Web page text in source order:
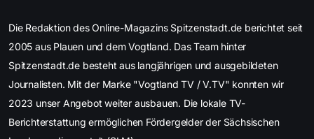
Die Redaktion des Online-Magazins Spitzenstadt.de berichtet seit
2005 aus Plauen und dem Vogtland. Das Team hinter
Spitzenstadt.de besteht aus langjährigen und ausgebildeten
Journalisten. Mit der Marke "Vogtland TV / V.TV" konnten wir
2023 unser Angebot weiter ausbauen. Die lokale TV-
Berichterstattung ermöglichen Fördergelder der Sächsischen